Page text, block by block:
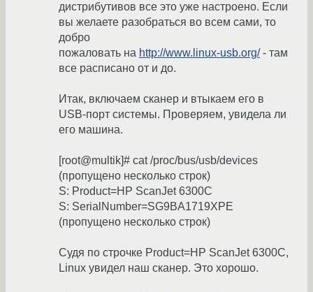
дистрибутивов все это уже настроено. Если
вы желаете разобраться во всем сами, то
добро
пожаловать на http://www.linux-usb.org/- там
все расписано от и до.
Итак, включаем сканер и втыкаем его в
USB-порт системы. Проверяем, увидела ли
его машина.
[root@multik]# cat /proc/bus/usb/devices
(пропущено несколько строк)
S: Product=HP ScanJet 6300C
S: SerialNumber=SG9BA1719XPE
(пропущено несколько строк)
Судя по строчке Product=HP ScanJet 6300C,
Linux увидел наш сканер. Это хорошо.